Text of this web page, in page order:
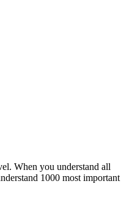
When you understand all
1000 most important